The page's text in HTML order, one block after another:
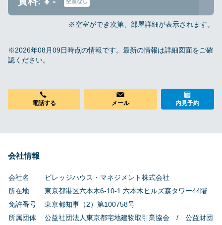
※空室ができ次第、部屋詳細が表示されます。
※2026年08月09日時点の情報です。最新の情報は詳細図面をご確
認ください。
電話する メール 内見予約
会社情報
会社名
ビレッジハウス・マネジメント株式会社
所在地
東京都港区六本木6-10-1 六本木ヒルズ森タワー44階
免許番号
東京都知事（2）第100758号
所属団体
公益社団法人東京都宅地建物取引業協会 / 公益財団